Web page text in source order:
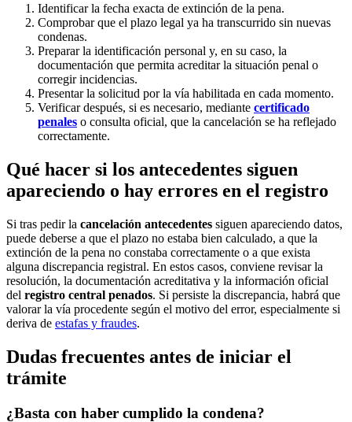
Identificar la fecha exacta de extinción de la pena.
Comprobar que el plazo legal ya ha transcurrido sin nuevas
condenas.
Preparar la identificación personal y, en su caso, la
documentación que permita acreditar la situación penal o
corregir incidencias.
Presentar la solicitud por la vía habilitada en cada momento.
Verificar después, si es necesario, mediante certificado
penales o consulta oficial, que la cancelación se ha reflejado
correctamente.
Qué hacer si los antecedentes siguen
apareciendo o hay errores en el registro
Si tras pedir la cancelación antecedentes siguen apareciendo datos,
puede deberse a que el plazo no estaba bien calculado, a que la
extinción de la pena no constaba correctamente o a que exista
alguna discrepancia registral. En estos casos, conviene revisar la
resolución, la documentación acreditativa y la información oficial
del registro central penados. Si persiste la discrepancia, habrá que
valorar la vía procedente según el motivo del error, especialmente si
deriva de estafas y fraudes.
Dudas frecuentes antes de iniciar el
trámite
¿Basta con haber cumplido la condena?